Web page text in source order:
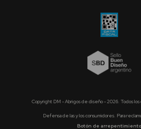
Copyright DM - Abrigos de diseño - 2026. Todos
Defensa de las y los consumidores. Para
Botón de arrepentimiento